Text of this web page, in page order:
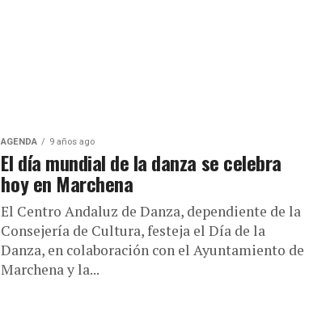
AGENDA 9 años ago
El día mundial de la danza se celebra
hoy en Marchena
El Centro Andaluz de Danza, dependiente de la
Consejería de Cultura, festeja el Día de la
Danza, en colaboración con el Ayuntamiento de
Marchena y la...